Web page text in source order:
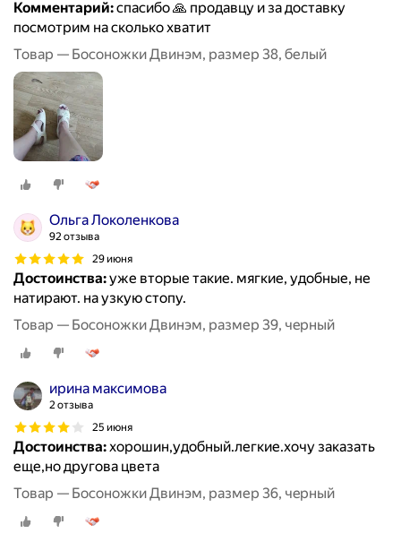
Комментарий:спасибо 🙏 продавцу и за доставку
посмотрим на сколько хватит
Товар — Босоножки Двинэм, размер 38, белый
Ольга Локоленкова
92 отзыва
29 июня
Достоинства:уже вторые такие. мягкие, удобные, не
натирают. на узкую стопу.
Товар — Босоножки Двинэм, размер 39, чeрный
ирина максимова
2 отзыва
25 июня
Достоинства:хорошин,удобный.легкие.хочу заказать
еще,но другова цвета
Товар — Босоножки Двинэм, размер 36, чeрный